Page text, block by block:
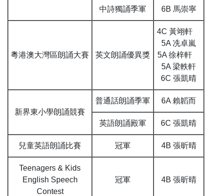
中詩獨誦季軍 6B 馬崇寧
粵港澳大灣區朗誦大賽 英文朗誦優異獎
4C 黃翊軒
5A 冼卓嵐
5A 徐梓軒
5A 梁軼軒
6C 張凱晴
新界東小學朗誦競賽
普通話朗誦季軍 6A 賴韜而
英語朗誦殿軍 6C 張凱晴
兒童英語朗誦比賽 冠軍 4B 張昕晴
Teenagers & Kids
English Speech
Contest
冠軍 4B 張昕晴